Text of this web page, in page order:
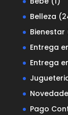
Belleza
Bienestar
Entrega
Entrega
Pago